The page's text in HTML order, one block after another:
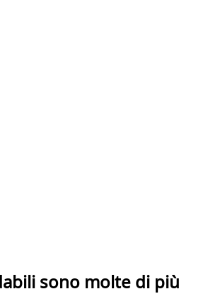
sono molte di più